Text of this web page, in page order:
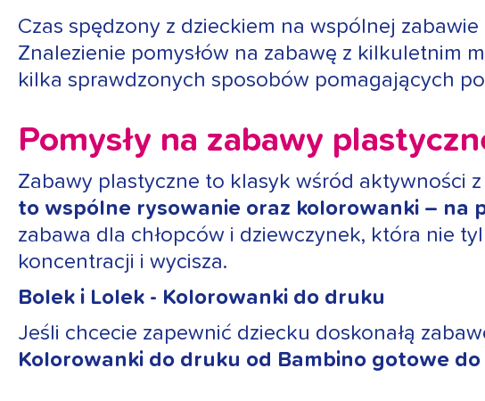
Czas spędzony z dzieckiem na wspólnej
Znalezienie pomysłów na zabawę z kilkuletnim
kilka sprawdzonych sposobów pomagających
Pomysły na zabawy
Zabawy plastyczne to klasyk wśród aktywności
to wspólne rysowanie oraz kolorowanki – na
zabawa dla chłopców i dziewczynek, która nie
koncentracji i wycisza.
Bolek i Lolek - Kolorowanki do druku
Jeśli chcecie zapewnić dziecku doskonałą
Kolorowanki do druku od Bambino gotowe